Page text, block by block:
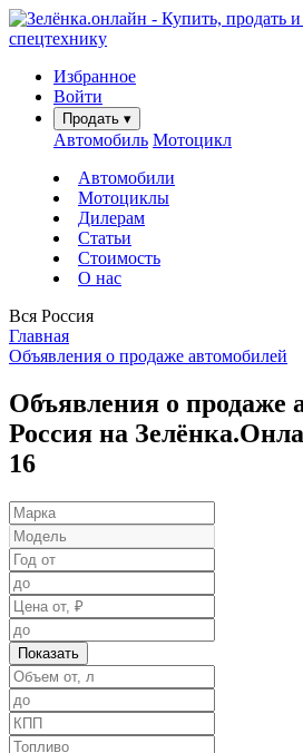
Избранное
Войти
Продать ▾
Автомобиль Мотоцикл
Автомобили
Мотоциклы
Дилерам
Статьи
Стоимость
О нас
Вся Россия
Главная
Объявления о продаже автомобилей
Объявления о продаже
Россия на
16
Показать